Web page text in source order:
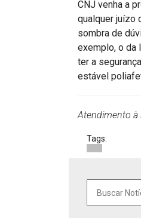
CNJ venha a
qualquer juízo
sombra de
exemplo, o da
ter a
estável
Atendimento à
Tags: